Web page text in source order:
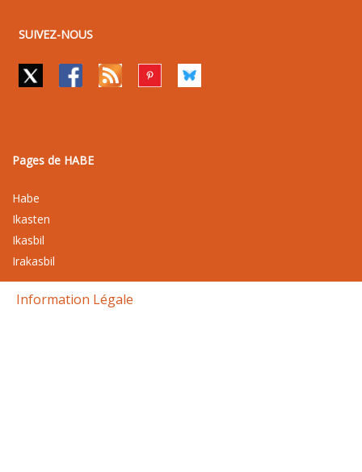
SUIVEZ-NOUS
Pages de HABE
Habe
Ikasten
Ikasbil
Irakasbil
Information Légale